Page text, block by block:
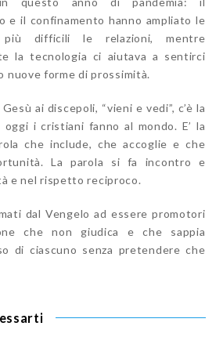
e il confinamento hanno ampliato le
difficili le relazioni, mentre
la tecnologia ci aiutava a sentirci
nuove forme di prossimità.
ai discepoli, “vieni e vedi”, c’è la
i cristiani fanno al mondo. E’ la
che include, che accoglie e che
La parola si fa incontro e
e nel rispetto reciproco.
dal Vengelo ad essere promotori
che non giudica e che sappia
di ciascuno senza pretendere che